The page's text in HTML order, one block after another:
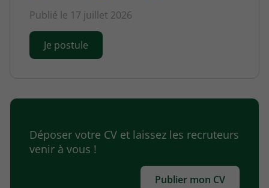
Publié le 17 juillet 2026
Je postule
Déposer votre CV et laissez les recruteurs
venir à vous !
Publier mon CV